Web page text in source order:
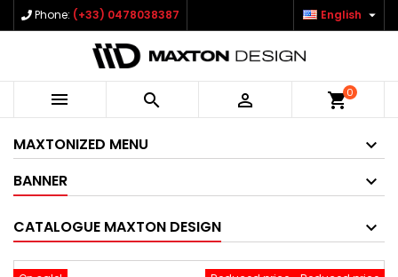
Phone: (+33) 0478038387 English 
   shopping_cart0
MAXTONIZED MENU
BANNER
CATALOGUE MAXTON DESIGN